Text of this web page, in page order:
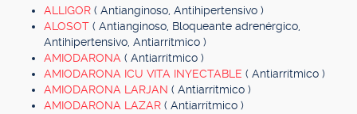
ALLIGOR ( Antianginoso, Antihipertensivo )
ALOSOT ( Antianginoso, Bloqueante adrenérgico,
Antihipertensivo, Antiarrítmico )
AMIODARONA ( Antiarrítmico )
AMIODARONA ICU VITA INYECTABLE ( Antiarrítmico )
AMIODARONA LARJAN ( Antiarrítmico )
AMIODARONA LAZAR ( Antiarrítmico )